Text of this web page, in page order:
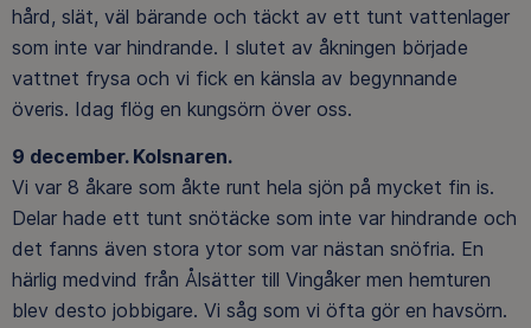
hård, slät, väl bärande och täckt av ett tunt vattenlager
som inte var hindrande. I slutet av åkningen började
vattnet frysa och vi fick en känsla av begynnande
överis. Idag flög en kungsörn över oss.
9 december. Kolsnaren.
Vi var 8 åkare som åkte runt hela sjön på mycket fin is.
Delar hade ett tunt snötäcke som inte var hindrande och
det fanns även stora ytor som var nästan snöfria. En
härlig medvind från Ålsätter till Vingåker men hemturen
blev desto jobbigare. Vi såg som vi öfta gör en havsörn.